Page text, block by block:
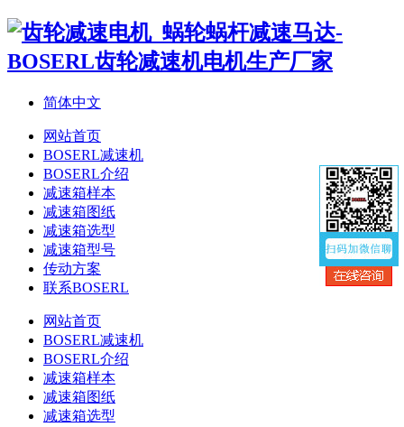
简体中文
网站首页
BOSERL减速机
BOSERL介绍
减速箱样本
减速箱图纸
减速箱选型
减速箱型号
传动方案
联系BOSERL
网站首页
BOSERL减速机
BOSERL介绍
减速箱样本
减速箱图纸
减速箱选型